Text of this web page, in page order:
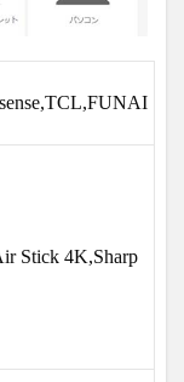
Stick 4K,Sharp